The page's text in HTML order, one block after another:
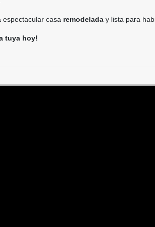
espectacular casa remodelada y lista para
tuya hoy!